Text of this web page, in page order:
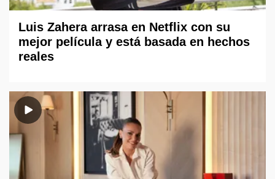
Luis Zahera arrasa en Netflix con su
mejor película y está basada en hechos
reales